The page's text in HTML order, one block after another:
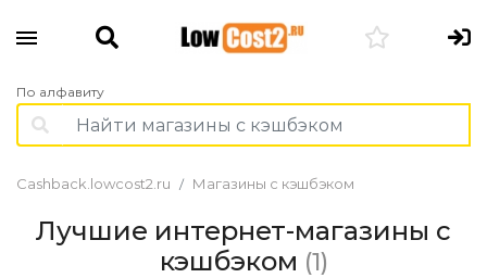
По алфавиту
Cashback.lowcost2.ru Магазины с кэшбэком
Лучшие интернет-магазины с
кэшбэком (1)